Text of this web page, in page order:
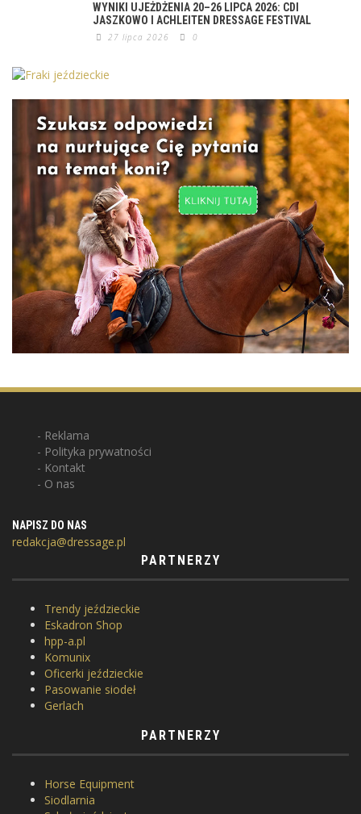
WYNIKI UJEŻDŻENIA 20–26 LIPCA 2026: CDI
JASZKOWO I ACHLEITEN DRESSAGE FESTIVAL
27 lipca 2026 0
Reklama
Polityka prywatności
Kontakt
O nas
NAPISZ DO NAS
redakcja@dressage.pl
PARTNERZY
Trendy jeździeckie
Eskadron Shop
hpp-a.pl
Komunix
Oficerki jeździeckie
Pasowanie siodeł
Gerlach
PARTNERZY
Horse Equipment
Siodlarnia